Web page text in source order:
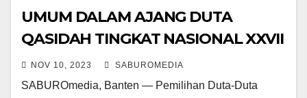
UMUM DALAM AJANG DUTA
QASIDAH TINGKAT NASIONAL XXVII
NOV 10, 2023 SABUROMEDIA
SABUROmedia, Banten — Pemilihan Duta-Duta